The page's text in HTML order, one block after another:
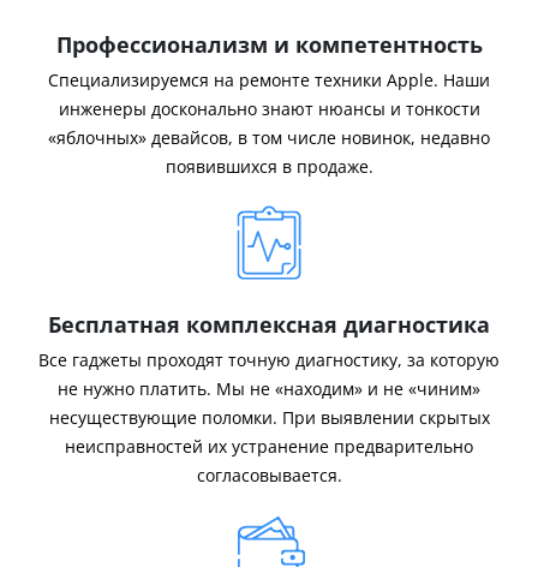
Профессионализм и компетентность
Специализируемся на ремонте техники Apple. Наши
инженеры досконально знают нюансы и тонкости
«яблочных» девайсов, в том числе новинок, недавно
появившихся в продаже.
Бесплатная комплексная диагностика
Все гаджеты проходят точную диагностику, за которую
не нужно платить. Мы не «находим» и не «чиним»
несуществующие поломки. При выявлении скрытых
неисправностей их устранение предварительно
согласовывается.